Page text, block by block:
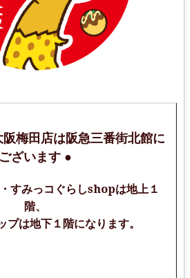
梅田店は阪急三番街北館に
ございます ●
すみっコぐらしshopは地上１
階、
プは地下１階になります。